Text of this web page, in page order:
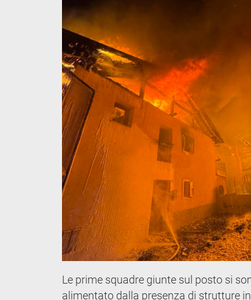
Le prime squadre giunte sul posto si
alimentato dalla presenza di strutture